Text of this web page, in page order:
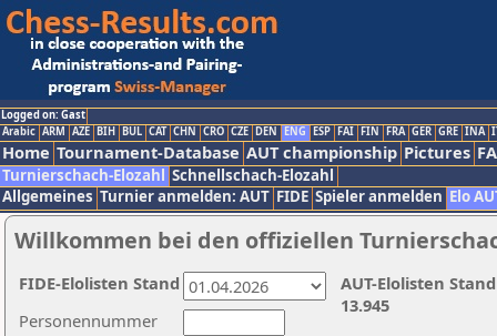
Logged on: Gast
Arabic ARM AZE BIH BUL CAT CHN CRO CZE DEN ENG ESP FAI FIN FRA GER GRE INA
Home Tournament-Database AUT championship Pictures
Turnierschach-Elozahl Schnellschach-Elozahl
Allgemeines Turnier anmelden: AUT FIDE Spieler anmelden Elo
Willkommen bei den offiziellen
Personennummer
AUT-Elolisten
13.945
FIDE-Elolisten Stand